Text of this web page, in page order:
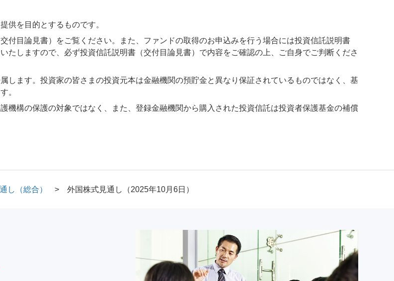
供を目的とするものです。
付目論見書）をご覧ください。また、ファンドの取得のお申込みを行う場合には投資信託説明書
たしますので、必ず投資信託説明書（交付目論見書）で内容をご確認の上、ご自身でご判断くださ
します。投資家の皆さまの投資元本は金融機関の預貯金と異なり保証されているものではなく、基
。
機構の保護の対象ではなく、また、登録金融機関から購入された投資信託は投資者保護基金の補償
し（総合） 外国株式見通し（2025年10月6日）